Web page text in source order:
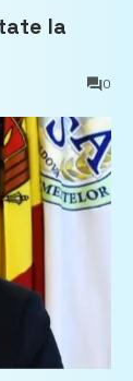
la
0